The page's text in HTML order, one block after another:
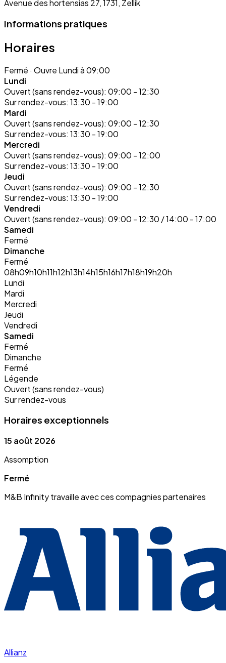
Avenue des hortensias 27, 1731, Zellik
Informations pratiques
Horaires
Fermé · Ouvre Lundi à 09:00
Lundi
Ouvert (sans rendez-vous): 09:00 - 12:30
Sur rendez-vous: 13:30 - 19:00
Mardi
Ouvert (sans rendez-vous): 09:00 - 12:30
Sur rendez-vous: 13:30 - 19:00
Mercredi
Ouvert (sans rendez-vous): 09:00 - 12:00
Sur rendez-vous: 13:30 - 19:00
Jeudi
Ouvert (sans rendez-vous): 09:00 - 12:30
Sur rendez-vous: 13:30 - 19:00
Vendredi
Ouvert (sans rendez-vous): 09:00 - 12:30 / 14:00 - 17:00
Samedi
Fermé
Dimanche
Fermé
08h09h10h11h12h13h14h15h16h17h18h19h20h
Lundi
Mardi
Mercredi
Jeudi
Vendredi
Samedi
Fermé
Dimanche
Fermé
Légende
Ouvert (sans rendez-vous)
Sur rendez-vous
Horaires exceptionnels
15 août 2026
Assomption
Fermé
M&B Infinity travaille avec ces compagnies partenaires
Allianz